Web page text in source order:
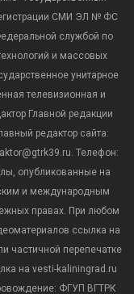
СМИ ЭЛ № ФС
службой по
и массовых
унитарное
телевизионная и
Главной редакции
редактор сайта:
Телефон:
опубликованные на
и международным
правах. При любом
ссылка на
частичной перепечатке
на vesti-kaliningrad.ru
ФГУП ВГТРК